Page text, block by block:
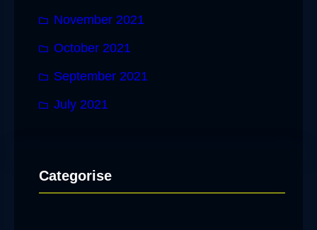
November 2021
October 2021
September 2021
July 2021
Categorise